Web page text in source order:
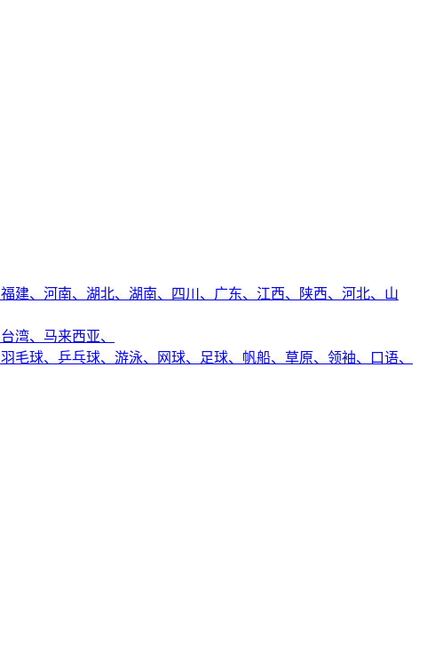
福建、 河南、 湖北、 湖南、 四川、 广东、 江西、 陕西、 河北、 山
台湾、 马来西亚、
羽毛球、 乒乓球、 游泳、 网球、 足球、 帆船、 草原、 领袖、
口语、